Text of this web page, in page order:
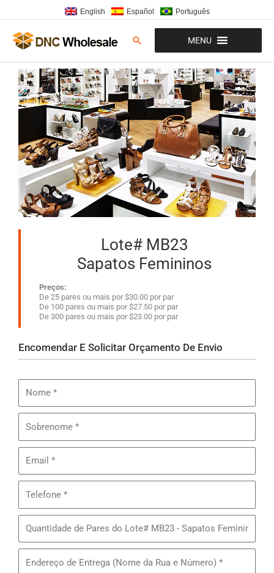
para
conteúdo
English Español Português
Pesquisar MENU
Lote# MB23
Sapatos Femininos
Preços:
De 25 pares ou mais por $30.00 por par
De 100 pares ou mais por $27.50 por par
De 300 pares ou mais por $23.00 por par
Encomendar E Solicitar Orçamento De Envio
Pares
do